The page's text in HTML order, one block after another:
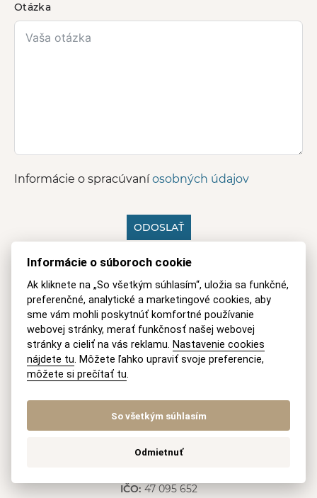
Otázka
Informácie o spracúvaníosobných údajov
ODOSLAŤ
Mobil
+421 915 046 749 (8-18 h Po-Pia)
E-mail
recepcia@akmv.sk
Adresa
AKMV advokátska kancelária s. r. o.
Slovenská republika
IČO: 47 095 652
Informácie o súboroch cookie
Ak kliknete na „So všetkým súhlasím“, uložia sa funkčné,
preferenčné, analytické a marketingové cookies, aby
sme vám mohli poskytnúť komfortné používanie
webovej stránky, merať funkčnosť našej webovej
stránky a cieliť na vás reklamu. Nastavenie cookies
nájdete tu. Môžete ľahko upraviť svoje preferencie,
môžete si prečítať tu.
So všetkým súhlasím
Odmietnuť